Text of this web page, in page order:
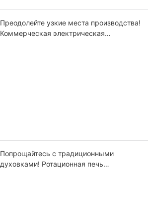
Преодолейте узкие места производства!
Коммерческая электрическая
Попрощайтесь с традиционными
духовками! Ротационная печь